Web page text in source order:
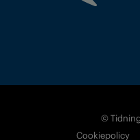
©
Cookiepolicy